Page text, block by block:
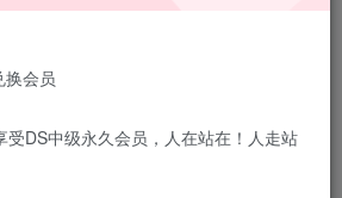
付费后查看
30
登录购买
换会员
受DS中级永久会员，人在站在！人走站